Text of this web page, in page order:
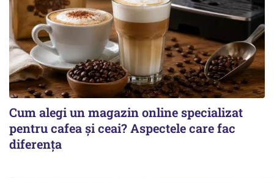
Cum alegi un magazin online specializat
pentru cafea și ceai? Aspectele care fac
diferența